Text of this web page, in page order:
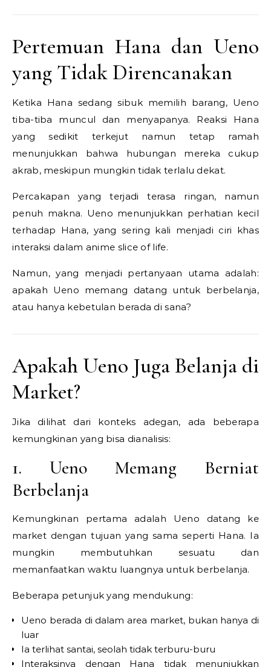
Pertemuan Hana dan Ueno
yang Tidak Direncanakan
Ketika Hana sedang sibuk memilih barang, Ueno
tiba-tiba muncul dan menyapanya. Reaksi Hana
yang sedikit terkejut namun tetap ramah
menunjukkan bahwa hubungan mereka cukup
akrab, meskipun mungkin tidak terlalu dekat.
Percakapan yang terjadi terasa ringan, namun
penuh makna. Ueno menunjukkan perhatian kecil
terhadap Hana, yang sering kali menjadi ciri khas
interaksi dalam anime slice of life.
Namun, yang menjadi pertanyaan utama adalah:
apakah Ueno memang datang untuk berbelanja,
atau hanya kebetulan berada di sana?
Apakah Ueno Juga Belanja di
Market?
Jika dilihat dari konteks adegan, ada beberapa
kemungkinan yang bisa dianalisis:
1. Ueno Memang Berniat
Berbelanja
Kemungkinan pertama adalah Ueno datang ke
market dengan tujuan yang sama seperti Hana. Ia
mungkin membutuhkan sesuatu dan
memanfaatkan waktu luangnya untuk berbelanja.
Beberapa petunjuk yang mendukung:
Ueno berada di dalam area market, bukan hanya di
luar
Ia terlihat santai, seolah tidak terburu-buru
Interaksinya dengan Hana tidak menunjukkan